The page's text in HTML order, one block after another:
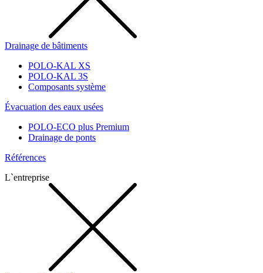
Drainage de bâtiments
POLO-KAL XS
POLO-KAL 3S
Composants système
Évacuation des eaux usées
POLO-ECO plus Premium
Drainage de ponts
Références
L`entreprise